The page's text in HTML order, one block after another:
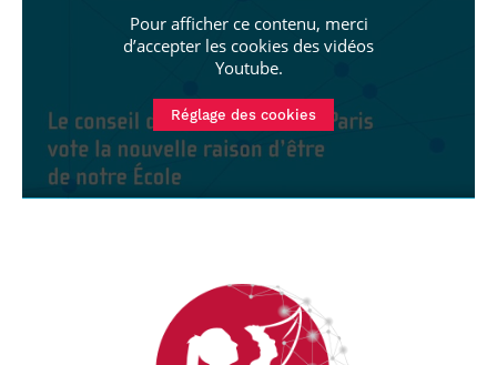
Pour afficher ce contenu, merci
d’accepter les cookies des vidéos
Youtube.
Réglage des cookies